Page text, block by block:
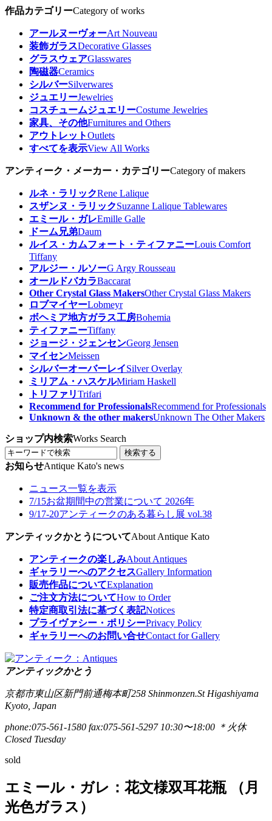
作品カテゴリーCategory of works
アールヌーヴォーArt Nouveau
装飾ガラスDecorative Glasses
グラスウェアGlasswares
陶磁器Ceramics
シルバーSilverwares
ジュエリーJewelries
コスチュームジュエリーCostume Jewelries
家具、その他Furnitures and Others
アウトレットOutlets
すべてを表示View All Works
アンティーク・メーカー・カテゴリーCategory of makers
ルネ・ラリックRene Lalique
スザンヌ・ラリックSuzanne Lalique Tablewares
エミール・ガレEmille Galle
ドーム兄弟Daum
ルイス・カムフォート・ティファニーLouis Comfort
Tiffany
アルジー・ルソーG Argy Rousseau
オールドバカラBaccarat
Other Crystal Glass MakersOther Crystal Glass Makers
ロブマイヤーLobmeyr
ボヘミア地方ガラス工房Bohemia
ティファニーTiffany
ジョージ・ジェンセンGeorg Jensen
マイセンMeissen
シルバーオーバーレイSilver Overlay
ミリアム・ハスケルMiriam Haskell
トリファリTrifari
Recommend for ProfessionalsRecommend for Professionals
Unknown & the other makersUnknown The Other Makers
ショップ内検索Works Search
検索する
お知らせAntique Kato's news
ニュース一覧を表示
7/15お盆期間中の営業について 2026年
9/17-20アンティークのある暮らし展 vol.38
アンティックかとうについてAbout Antique Kato
アンティークの楽しみAbout Antiques
ギャラリーへのアクセスGallery Information
販売作品についてExplanation
ご注文方法についてHow to Order
特定商取引法に基づく表記Notices
プライヴァシー・ポリシーPrivacy Policy
ギャラリーへのお問い合せContact for Gallery
アンティックかとう
京都市東山区新門前通梅本町258 Shinmonzen.St Higashiyama
Kyoto, Japan
phone:075-561-1580 fax:075-561-5297 10:30〜18:00 ＊火休
Closed Tuesday
sold
エミール・ガレ：花文様双耳花瓶 （月
光色ガラス）